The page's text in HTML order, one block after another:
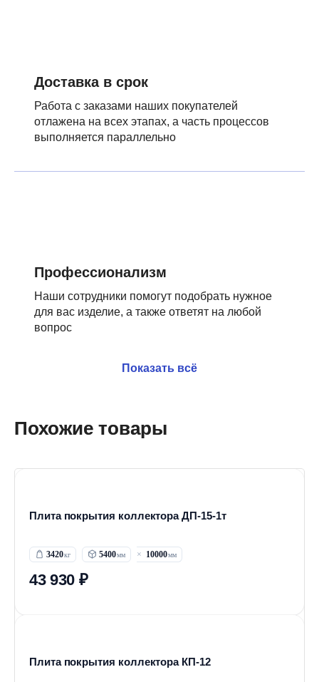
Доставка в срок
Работа с заказами наших покупателей
отлажена на всех этапах, а часть процессов
выполняется параллельно
Профессионализм
Наши сотрудники помогут подобрать нужное
для вас изделие, а также ответят на любой
вопрос
Показать всё
Похожие товары
Плита покрытия коллектора ДП-15-1т
3420 5400 10000
43 930 ₽
Плита покрытия коллектора КП-12